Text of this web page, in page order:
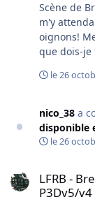
Scène de
m'y
oignons! Merci encore.
que dois-je
air, pour ne
Objects
trouve
le 26
nico_38 a
disponible
le 26
LFRB -
P3Dv5/v4